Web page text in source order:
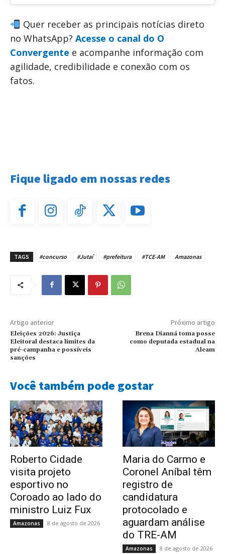
Quer receber as principais notícias direto
no WhatsApp? Acesse o canal do O
Convergente e acompanhe informação com
agilidade, credibilidade e conexão com os
fatos.
Fique ligado em nossas redes
TAGS #concurso #Jutaí #prefeitura #TCE-AM Amazonas
Artigo anterior
Eleições 2026: Justiça
Eleitoral destaca limites da
pré-campanha e possíveis
sanções
Próximo artigo
Brena Dianná toma posse
como deputada estadual na
Aleam
Você também pode gostar
Roberto Cidade
visita projeto
esportivo no
Coroado ao lado do
ministro Luiz Fux
Amazonas 8 de agosto de 2026
Maria do Carmo e
Coronel Aníbal têm
registro de
candidatura
protocolado e
aguardam análise
do TRE-AM
Amazonas 8 de agosto de 2026